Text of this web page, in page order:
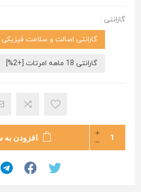
گارانتی :
گارانتی اصالت و سلامت فیزیکی
گارانتی 18 ماهه امرتات [+2%]
افزودن به